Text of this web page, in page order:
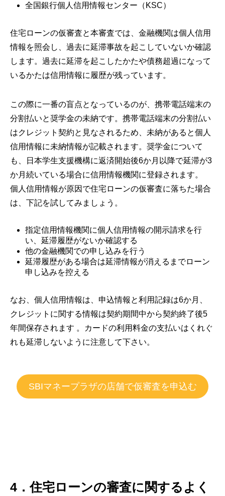
全国銀行個人信用情報センター（KSC）
住宅ローンの仮審査と本審査では、金融機関は個人信用
情報を照会し、過去に延滞事故を起こしていないか確認
します。過去に延滞を起こしたかたや債務超過になって
いるかたは信用情報に履歴が残っています。
この際に一番の盲点となっているのが、携帯電話端末の
分割払いと奨学金の未納です。携帯電話端末の分割払い
はクレジット契約と見なされるため、未納があると個人
信用情報に未納情報が記載されます。奨学金について
も、日本学生支援機構に返済開始後6か月以降で延滞が3
か月続いている場合に信用情報機関に登録されます。
個人信用情報が原因で住宅ローンの仮審査に落ちた場合
は、下記を試してみましょう。
指定信用情報機関に個人信用情報の開示請求を行
い、延滞履歴がないか確認する
他の金融機関での申し込みを行う
延滞履歴がある場合は延滞情報が消えるまでローン
申し込みを控える
なお、個人信用情報は、申込情報と利用記録は6か月、
クレジットに関する情報は契約期間中から契約終了後5
年間保存されます 。カードの利用料金の支払いはくれぐ
れも延滞しないように注意して下さい。
SBIマネープラザの店舗で仮審査を申込む
4．住宅ローンの審査に関するよく